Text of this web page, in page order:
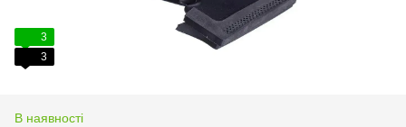
3
3
В наявності